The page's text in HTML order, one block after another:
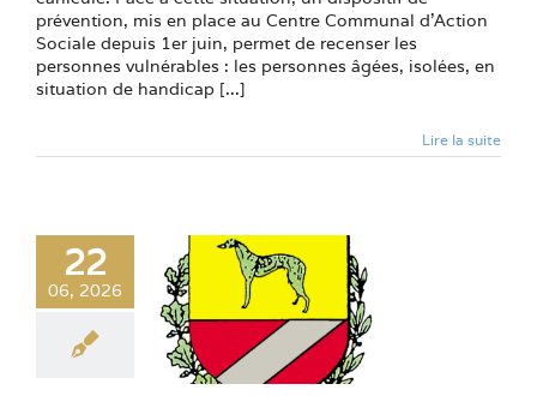
prévention, mis en place au Centre Communal d'Action
Sociale depuis 1er juin, permet de recenser les
personnes vulnérables : les personnes âgées, isolées, en
situation de handicap [...]
Lire la suite
22
06, 2026